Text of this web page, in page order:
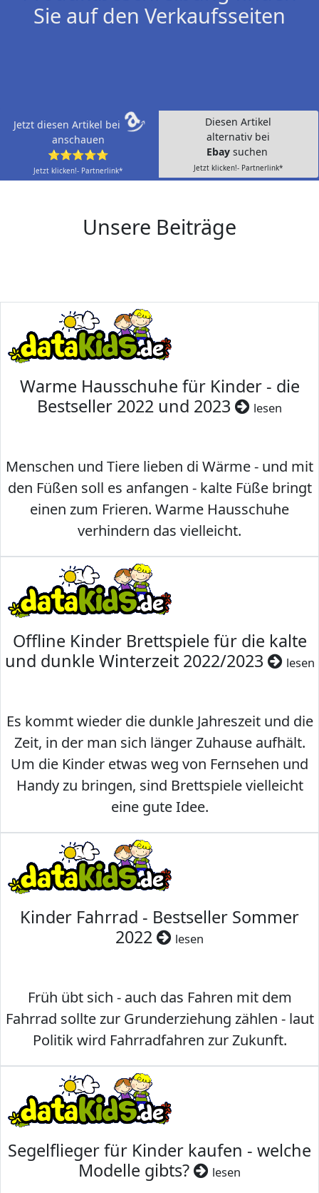
Sie auf den Verkaufsseiten
Jetzt diesen Artikel bei
anschauen
⭐⭐⭐⭐⭐
Jetzt klicken!- Partnerlink*
Diesen Artikel
alternativ bei
Ebay suchen
Jetzt klicken!- Partnerlink*
Unsere Beiträge
Warme Hausschuhe für Kinder - die
Bestseller 2022 und 2023
lesen
Menschen und Tiere lieben di Wärme - und mit
den Füßen soll es anfangen - kalte Füße bringt
einen zum Frieren. Warme Hausschuhe
verhindern das vielleicht.
Offline Kinder Brettspiele für die kalte
und dunkle Winterzeit 2022/2023
lesen
Es kommt wieder die dunkle Jahreszeit und die
Zeit, in der man sich länger Zuhause aufhält.
Um die Kinder etwas weg von Fernsehen und
Handy zu bringen, sind Brettspiele vielleicht
eine gute Idee.
Kinder Fahrrad - Bestseller Sommer
2022
lesen
Früh übt sich - auch das Fahren mit dem
Fahrrad sollte zur Grunderziehung zählen - laut
Politik wird Fahrradfahren zur Zukunft.
Segelflieger für Kinder kaufen - welche
Modelle gibts?
lesen